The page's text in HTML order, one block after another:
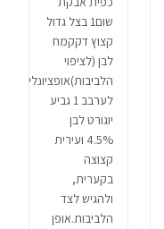
שום1 בצל גדול
קצוץ דקקמח
לבן (לציפוי
הלביבות)אופציונלי:
לערבב 1 גביע
יוגורט לבן
4.5% ועירית
קצוצה
בקערית,
ולהגיש לצד
הלביבות.אופן